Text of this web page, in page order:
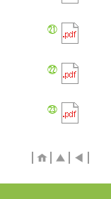
㉑
㉒
㉓